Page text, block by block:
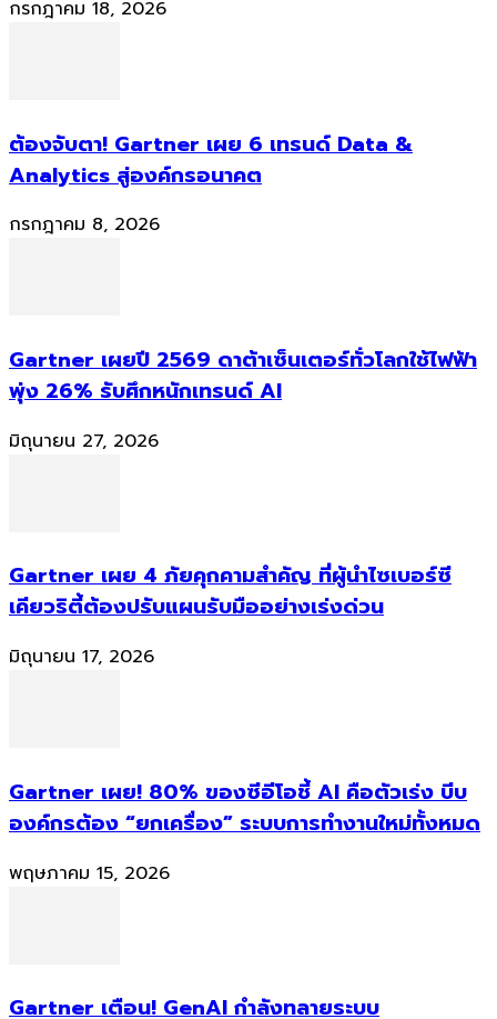
กรกฎาคม 18, 2026
ต้องจับตา! Gartner เผย 6 เทรนด์ Data &
Analytics สู่องค์กรอนาคต
กรกฎาคม 8, 2026
Gartner เผยปี 2569 ดาต้าเซ็นเตอร์ทั่วโลกใช้ไฟฟ้า
พุ่ง 26% รับศึกหนักเทรนด์ AI
มิถุนายน 27, 2026
Gartner เผย 4 ภัยคุกคามสำคัญ ที่ผู้นำไซเบอร์ซี
เคียวริตี้ต้องปรับแผนรับมืออย่างเร่งด่วน
มิถุนายน 17, 2026
Gartner เผย! 80% ของซีอีโอชี้ AI คือตัวเร่ง บีบ
องค์กรต้อง “ยกเครื่อง” ระบบการทำงานใหม่ทั้งหมด
พฤษภาคม 15, 2026
Gartner เตือน! GenAI กำลังทลายระบบ